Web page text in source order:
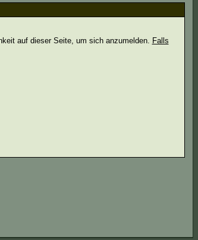
auf dieser Seite, um sich anzumelden. Falls